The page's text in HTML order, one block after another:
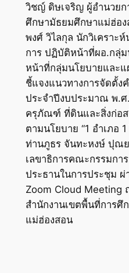
วิชญ์ ดิษเจริญ ผู้อำนวยก
ศึกษามัธยมศึกษาแม่ฮ่อ
พงศ์ วิไลกุล นักวิเคราะ
การ ปฏิบัติหน้าที่ผอ.กลุ่
หน้าที่กลุ่มนโยบายและแ
ชี้แจงแนวทางการจัดตั้ง
ประจำปีงบประมาณ พ.
ครุภัณฑ์ ที่ดินและสิ่งก่อส
ตามนโยบาย “1 อำเภอ
ท่านภูธร จันทะหงษ์ ปุณย
เลขาธิการคณะกรรมกา
ประธานในการประชุม
Zoom Cloud Meeting
สำนักงานเขตพื้นที่การศึ
แม่ฮ่องสอน